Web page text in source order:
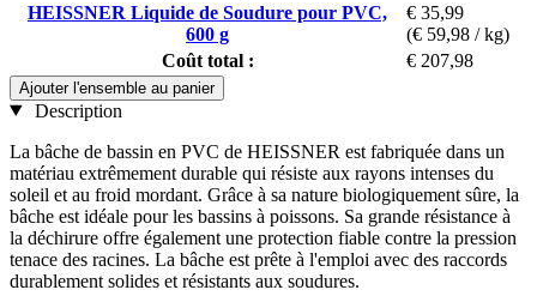
HEISSNER Liquide de Soudure pour PVC,
600 g
€ 35,99
(€ 59,98 / kg)
Coût total :
€ 207,98
Ajouter l'ensemble au panier
Description
La bâche de bassin en PVC de HEISSNER est fabriquée dans un
matériau extrêmement durable qui résiste aux rayons intenses du
soleil et au froid mordant. Grâce à sa nature biologiquement sûre, la
bâche est idéale pour les bassins à poissons. Sa grande résistance à
la déchirure offre également une protection fiable contre la pression
tenace des racines. La bâche est prête à l'emploi avec des raccords
durablement solides et résistants aux soudures.